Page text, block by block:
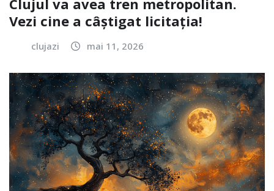
Vezi cine a câștigat licitația!
clujazi mai 11, 2026